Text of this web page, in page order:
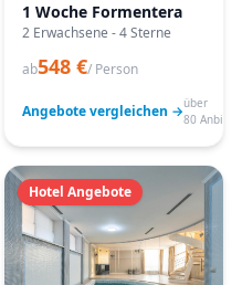
1 Woche Formentera
2 Erwachsene - 4 Sterne
ab548 €/ Person
Angebote vergleichen →über
80
Hotel Angebote